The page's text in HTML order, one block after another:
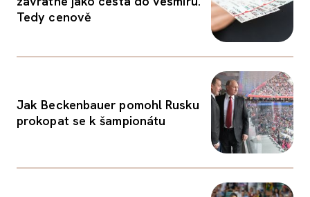
Tedy cenově
Jak Beckenbauer pomohl Rusku
prokopat se k šampionátu